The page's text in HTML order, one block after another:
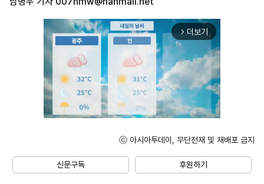
arrow_forward_ios 더보기
ⓒ 아시아투데이, 무단전재 및 재배포 금지
신문구독 후원하기